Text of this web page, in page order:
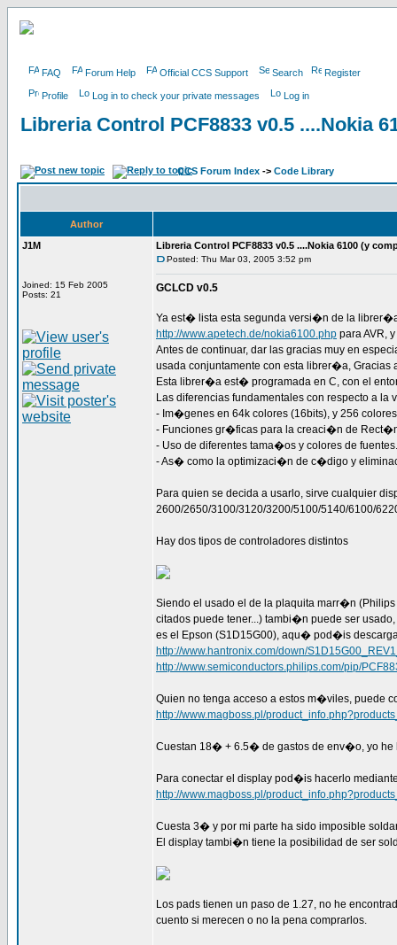
FAQ Forum Help Official CCS Support Search Register
Profile Log in to check your private messages Log in
Libreria Control PCF8833 v0.5 ....Nokia
CCS Forum Index -> Code Library
Author
J1M
Joined: 15 Feb 2005
Posts: 21
Libreria Control PCF8833 v0.5 ....Nokia 6100 (y
Posted: Thu Mar 03, 2005 3:52 pm
GCLCD v0.5
Ya est� lista esta segunda versi�n de la
http://www.apetech.de/nokia6100.php para AVR,
Antes de continuar, dar las gracias muy en
usada conjuntamente con esta librer�a, Gracias
Esta librer�a est� programada en C, con el
Las diferencias fundamentales con respecto a la
- Im�genes en 64k colores (16bits), y 256
- Funciones gr�ficas para la creaci�n de
- Uso de diferentes tama�os y colores de fuentes.
- As� como la optimizaci�n de c�digo y
Para quien se decida a usarlo, sirve cualquier
2600/2650/3100/3120/3200/5100/5140/6100/
Hay dos tipos de controladores distintos
Siendo el usado el de la plaquita marr�n
citados puede tener...) tambi�n puede ser
es el Epson (S1D15G00), aqu� pod�is
http://www.hantronix.com/down/
http://www.semiconductors.philips.com/pip/
Quien no tenga acceso a estos m�viles, puede
http://www.magboss.pl/
Cuestan 18� + 6.5� de gastos de env�o, yo he
Para conectar el display pod�is hacerlo
http://www.magboss.pl/
Cuesta 3� y por mi parte ha sido imposible
El display tambi�n tiene la posibilidad de ser
Los pads tienen un paso de 1.27, no he
cuento si merecen o no la pena comprarlos.